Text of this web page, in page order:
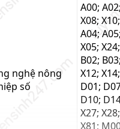
nghệ nông
số
A00;
X08;
A04;
X05;
B02;
X12;
D01;
D10;
X27;
X81;